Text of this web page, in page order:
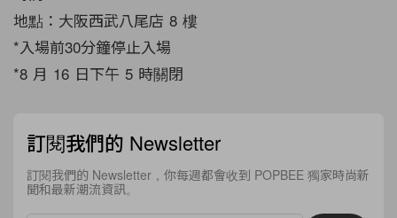
地點：大阪西武八尾店 8 樓
*入場前30分鐘停止入場
*8 月 16 日下午 5 時關閉
訂閱我們的 Newsletter
訂閱我們的 Newsletter，你每週都會收到 POPBEE 獨家時尚新
聞和最新潮流資訊。